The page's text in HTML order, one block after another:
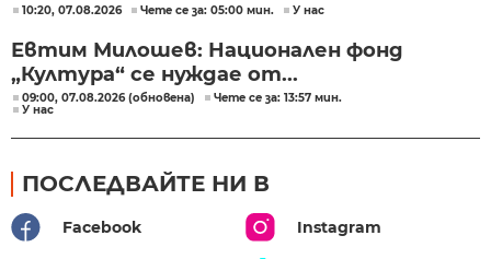
10:20, 07.08.2026 Чете се за: 05:00 мин. У нас
Евтим Милошев: Национален фонд
„Култура“ се нуждае от...
09:00, 07.08.2026 (обновена)
Чете се за: 13:57 мин.
У нас
ПОСЛЕДВАЙТЕ НИ В
Facebook Instagram